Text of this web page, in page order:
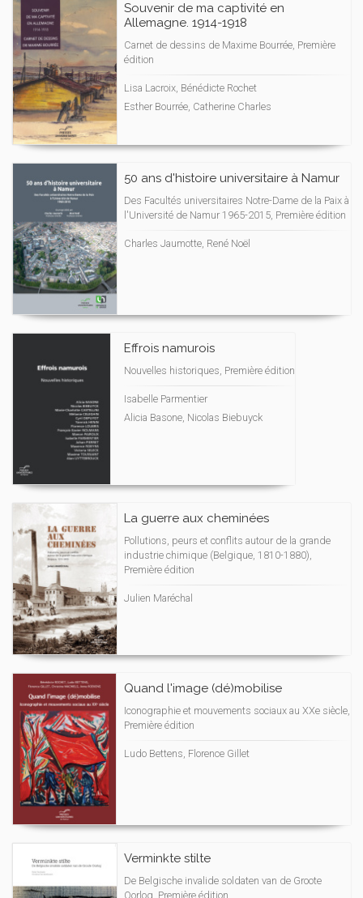
Souvenir de ma captivité en
Allemagne. 1914-1918
Carnet de dessins de Maxime Bourrée, Première
édition
Lisa Lacroix, Bénédicte Rochet
Esther Bourrée, Catherine Charles
50 ans d'histoire universitaire à Namur
Des Facultés universitaires Notre-Dame de la Paix à
l'Université de Namur 1965-2015, Première édition
Charles Jaumotte, René Noël
Effrois namurois
Nouvelles historiques, Première édition
Isabelle Parmentier
Alicia Basone, Nicolas Biebuyck
La guerre aux cheminées
Pollutions, peurs et conflits autour de la grande
industrie chimique (Belgique, 1810-1880),
Première édition
Julien Maréchal
Quand l'image (dé)mobilise
Iconographie et mouvements sociaux au XXe siècle,
Première édition
Ludo Bettens, Florence Gillet
Verminkte stilte
De Belgische invalide soldaten van de Groote
Oorlog, Première édition